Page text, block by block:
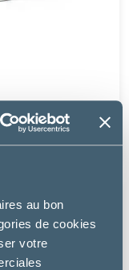
au bon
de cookies
votre